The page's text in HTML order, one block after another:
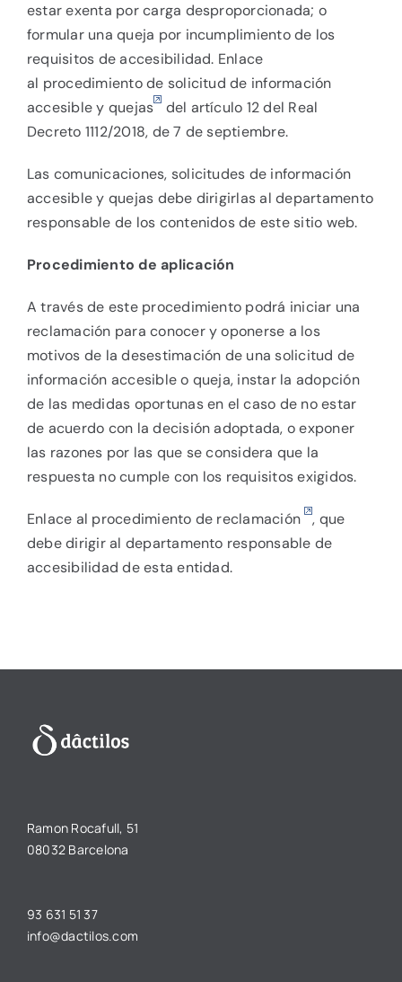
estar exenta por carga desproporcionada; o
formular una queja por incumplimiento de los
requisitos de accesibilidad. Enlace
al procedimiento de solicitud de información
accesible y quejas
del artículo 12 del Real
Decreto 1112/2018, de 7 de septiembre.
Las comunicaciones, solicitudes de información
accesible y quejas debe dirigirlas al departamento
responsable de los contenidos de este sitio web.
Procedimiento de aplicación
A través de este procedimiento podrá iniciar una
reclamación para conocer y oponerse a los
motivos de la desestimación de una solicitud de
información accesible o queja, instar la adopción
de las medidas oportunas en el caso de no estar
de acuerdo con la decisión adoptada, o exponer
las razones por las que se considera que la
respuesta no cumple con los requisitos exigidos.
Enlace al procedimiento de reclamación , que
debe dirigir al departamento responsable de
accesibilidad de esta entidad.
Ramon Rocafull, 51
08032 Barcelona
93 631 51 37
info@dactilos.com